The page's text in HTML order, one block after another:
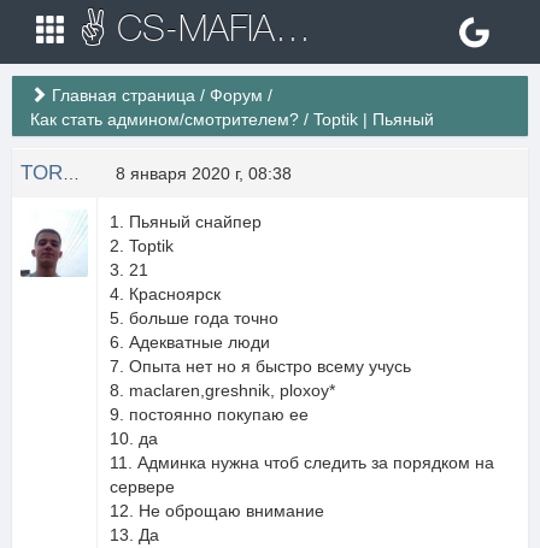
✌ CS-MAFIA.RU ✌ Игровые сервера Counter Strike 1.6
Главная страница / Форум /
Как стать админом/смотрителем? / Toptik | Пьяный
8 января 2020 г, 08:38
1. Пьяный снайпер
2. Toptik
3. 21
4. Красноярск
5. больше года точно
6. Адекватные люди
7. Опыта нет но я быстро всему учусь
8. maclaren,greshnik, ploxoy*
9. постоянно покупаю ее
10. да
11. Админка нужна чтоб следить за порядком на
сервере
12. Не оброщаю внимание
13. Да